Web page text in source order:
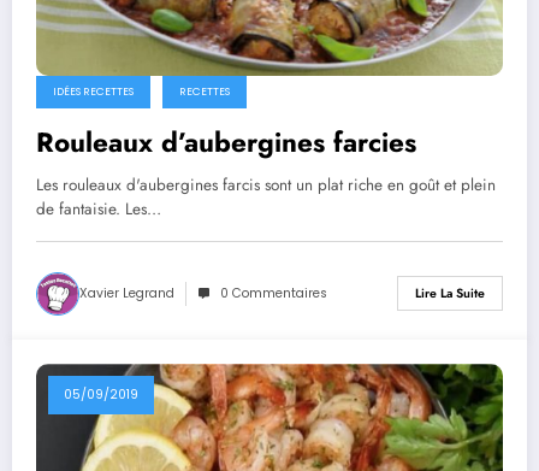
IDÉES RECETTES RECETTES
Rouleaux d’aubergines farcies
Les rouleaux d'aubergines farcis sont un plat riche en goût et plein
de fantaisie. Les…
Xavier Legrand 0 Commentaires Lire La Suite
05/09/2019